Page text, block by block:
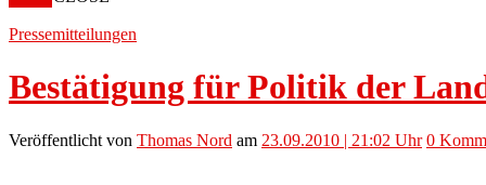
Pressemitteilungen
Bestätigung für Politik der
Veröffentlicht von Thomas Nord am 23.09.2010 | 21:02 Uhr 0